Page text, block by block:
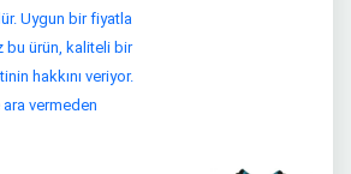
Uygun bir fiyatla
bu ürün, kaliteli bir
hakkını veriyor.
vermeden